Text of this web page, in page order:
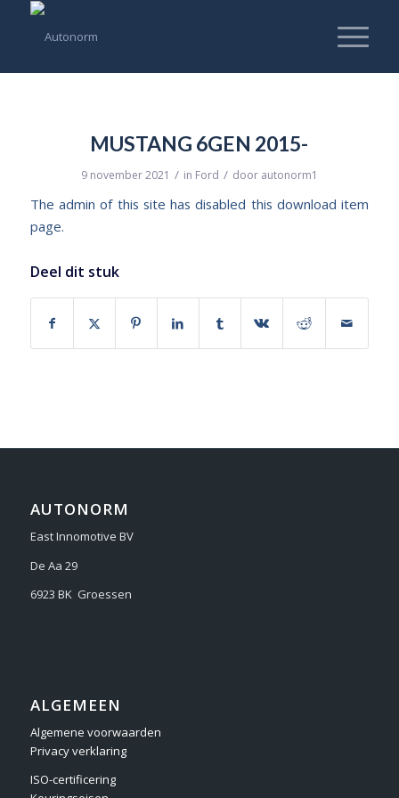
MUSTANG 6GEN 2015-
9 november 2021 / in Ford / door autonorm1
The admin of this site has disabled this download item
page.
Deel dit stuk
AUTONORM
East Innomotive BV
De Aa 29
6923 BK Groessen
ALGEMEEN
Algemene voorwaarden
Privacy verklaring
ISO-certificering